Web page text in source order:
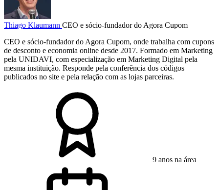
Thiago Klaumann CEO e sócio-fundador do Agora Cupom
CEO e sócio-fundador do Agora Cupom, onde trabalha com cupons
de desconto e economia online desde 2017. Formado em Marketing
pela UNIDAVI, com especialização em Marketing Digital pela
mesma instituição. Responde pela conferência dos códigos
publicados no site e pela relação com as lojas parceiras.
9 anos na área